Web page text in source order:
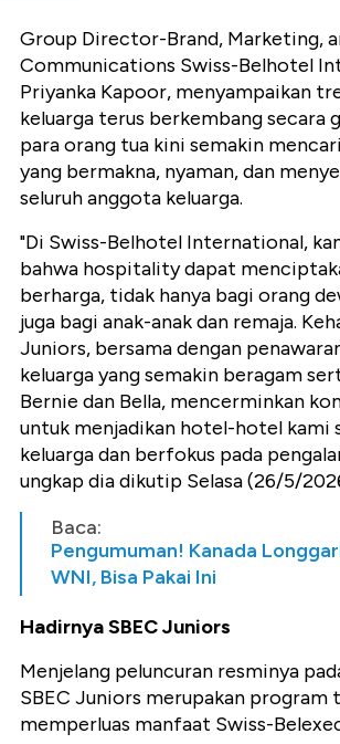
Group Director-Brand, Marketing,
Communications Swiss-Belhotel
Priyanka Kapoor, menyampaikan
keluarga terus berkembang secara
para orang tua kini semakin
yang bermakna, nyaman, dan
seluruh anggota keluarga.
"Di Swiss-Belhotel International,
bahwa hospitality dapat
berharga, tidak hanya bagi orang
juga bagi anak-anak dan remaja.
Juniors, bersama dengan
keluarga yang semakin beragam
Bernie dan Bella, mencerminkan
untuk menjadikan hotel-hotel kami
keluarga dan berfokus pada
ungkap dia dikutip Selasa (26/5/
Baca:
Pengumuman! Kanada
WNI, Bisa Pakai Ini
Hadirnya SBEC Juniors
Menjelang peluncuran resminya
SBEC Juniors merupakan program
memperluas manfaat Swiss-